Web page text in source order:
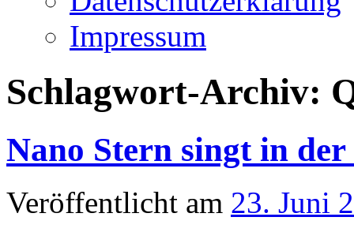
Impressum
Schlagwort-Archiv:
Nano Stern singt in der
Veröffentlicht am 23. Juni